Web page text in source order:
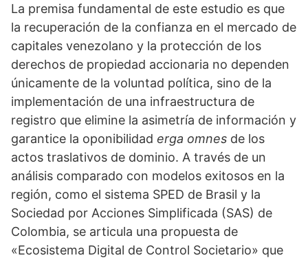
La premisa fundamental de este estudio es que
la recuperación de la confianza en el mercado de
capitales venezolano y la protección de los
derechos de propiedad accionaria no dependen
únicamente de la voluntad política, sino de la
implementación de una infraestructura de
registro que elimine la asimetría de información y
garantice la oponibilidad erga omnes de los
actos traslativos de dominio. A través de un
análisis comparado con modelos exitosos en la
región, como el sistema SPED de Brasil y la
Sociedad por Acciones Simplificada (SAS) de
Colombia, se articula una propuesta de
«Ecosistema Digital de Control Societario» que